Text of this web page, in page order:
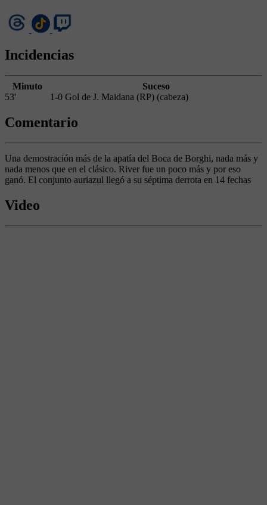
Incidencias
Minuto
Suceso
53'
1-0 Gol de J. Maidana (RP) (cabeza)
Comentario
Una demostración más de la apatía del Boca de Borghi, nada más y
nada menos que en el clásico. River fue un poco más y por eso
ganó. El conjunto auriazul llegó a su séptima derrota en 14 fechas
Video